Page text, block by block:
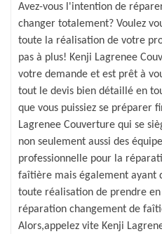
Avez-vous l'intention de
changer totalement? Voulez
toute la réalisation de votre
pas à plus! Kenji Lagrenee
votre demande et est prêt à
tout le devis bien détaillé en
que vous puissiez se préparer
Lagrenee Couverture qui se
non seulement aussi des
professionnelle pour la
faîtière mais également ayant
toute réalisation de prendre
réparation changement de
Alors,appelez vite Kenji